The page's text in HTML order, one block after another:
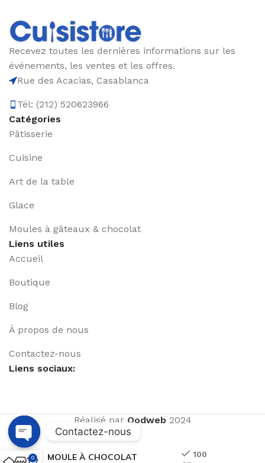
Recevez toutes les dernières informations sur les
événements, les ventes et les offres.
Rue des Acacias, Casablanca
Tél: (212) 520623966
Catégories
Pâtisserie
Cuisine
Art de la table
Glace
Moules à gâteaux & chocolat
Liens utiles
Accueil
Boutique
Blog
À propos de nous
Contactez-nous
Liens sociaux:
Réalisé par Qodweb2024
MOULE À CHOCOLAT
100
0
Contactez-nous
Open